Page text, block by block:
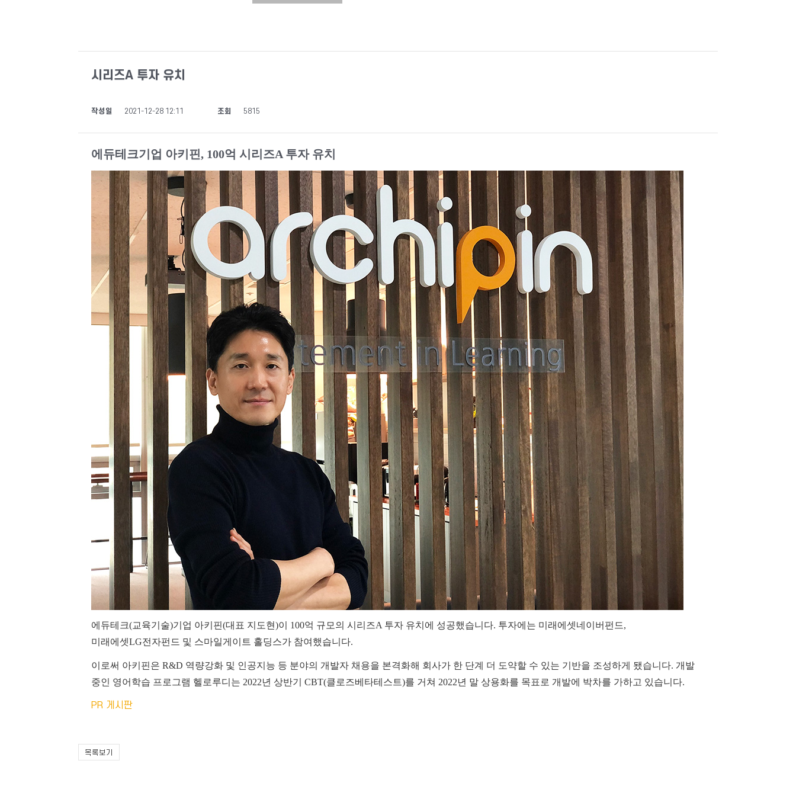
시리즈A 투자 유치
작성일 2021-12-28 12:11 조회 5815
에듀테크기업 아키핀, 100억 시리즈A 투자 유치
에듀테크(교육기술)기업 아키핀(대표 지도현)이 100억 규모의 시리즈A 투자 유치에 성공했습니다. 투자에는 미래에셋네이버펀드,
미래에셋LG전자펀드 및 스마일게이트 홀딩스가 참여했습니다.
이로써 아키핀은 R&D 역량강화 및 인공지능 등 분야의 개발자 채용을 본격화해 회사가 한 단계 더 도약할 수 있는 기반을 조성하게 됐습니다. 개발
중인 영어학습 프로그램 헬로루디는 2022년 상반기 CBT(클로즈베타테스트)를 거쳐 2022년 말 상용화를 목표로 개발에 박차를 가하고 있습니다.
PR 게시판
목록보기